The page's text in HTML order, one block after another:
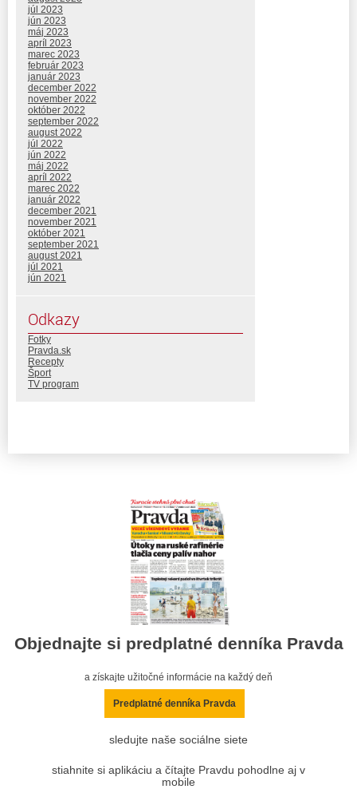
júl 2023
jún 2023
máj 2023
apríl 2023
marec 2023
február 2023
január 2023
december 2022
november 2022
október 2022
september 2022
august 2022
júl 2022
jún 2022
máj 2022
apríl 2022
marec 2022
január 2022
december 2021
november 2021
október 2021
september 2021
august 2021
júl 2021
jún 2021
Odkazy
Fotky
Pravda.sk
Recepty
Šport
TV program
Objednajte si predplatné denníka Pravda
a získajte užitočné informácie na každý deň
Predplatné denníka Pravda
sledujte naše sociálne siete
stiahnite si aplikáciu a čítajte Pravdu pohodlne aj v
mobile